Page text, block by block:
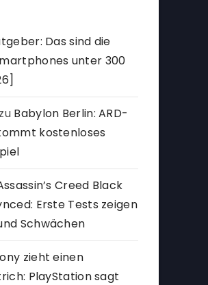
Das sind die
unter 300
zu Babylon Berlin: ARD-
kostenloses
Creed Black
Erste Tests zeigen
Schwächen
zieht einen
PlayStation sagt